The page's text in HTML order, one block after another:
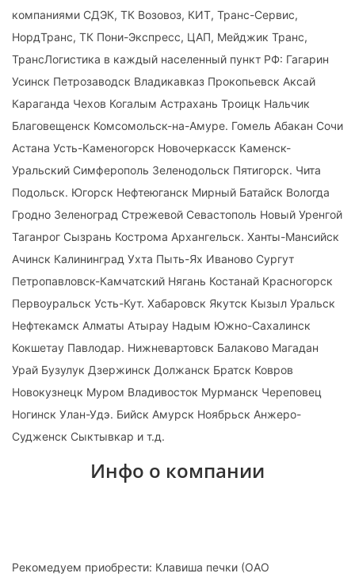
компаниями СДЭК, ТК Возовоз, КИТ, Транс-Сервис,
НордТранс, ТК Пони-Экспресс, ЦАП, Мейджик Транс,
ТрансЛогистика в каждый населенный пункт РФ: Гагарин
Усинск Петрозаводск Владикавказ Прокопьевск Аксай
Караганда Чехов Когалым Астрахань Троицк Нальчик
Благовещенск Комсомольск-на-Амуре. Гомель Абакан Сочи
Астана Усть-Каменогорск Новочеркасск Каменск-
Уральский Симферополь Зеленодольск Пятигорск. Чита
Подольск. Югорск Нефтеюганск Мирный Батайск Вологда
Гродно Зеленоград Стрежевой Севастополь Новый Уренгой
Таганрог Сызрань Кострома Архангельск. Ханты-Мансийск
Ачинск Калининград Ухта Пыть-Ях Иваново Сургут
Петропавловск-Камчатский Нягань Костанай Красногорск
Первоуральск Усть-Кут. Хабаровск Якутск Кызыл Уральск
Нефтекамск Алматы Атырау Надым Южно-Сахалинск
Кокшетау Павлодар. Нижневартовск Балаково Магадан
Урай Бузулук Дзержинск Должанск Братск Ковров
Новокузнецк Муром Владивосток Мурманск Череповец
Ногинск Улан-Удэ. Бийск Амурск Ноябрьск Анжеро-
Судженск Сыктывкар и т.д.
Инфо о компании
Рекомедуем приобрести: Клавиша печки (ОАО